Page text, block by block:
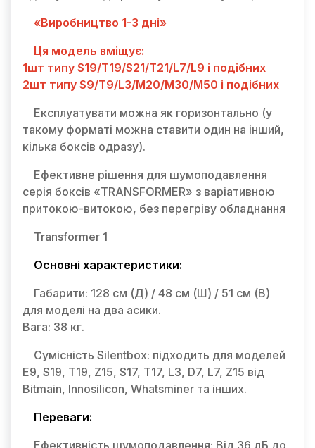
«Виробництво 1-3 дні»
Ця модель вміщує:
1шт типу S19/T19/S21/T21/L7/L9 і подібних
2шт типу S9/T9/L3/M20/M30/M50 і подібних
Експлуатувати можна як горизонтально (у
такому форматі можна ставити один на інший,
кілька боксів одразу).
Ефективне рішення для шумоподавлення
серія боксів «TRANSFORMER» з варіативною
притокою-витокою, без перегріву обладнання
Transformer 1
Основні характеристики:
Габарити: 128 см (Д) / 48 см (Ш) / 51 см (В)
для моделі на два асики.
Вага: 38 кг.
Сумісність Silentbox: підходить для моделей
E9, S19, T19, Z15, S17, T17, L3, D7, L7, Z15 від
Bitmain, Innosilicon, Whatsminer та інших.
Переваги:
Ефективність шумоподавлення: Від 36 дБ до